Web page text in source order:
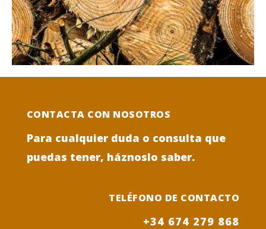
CONTACTA CON NOSOTROS
Para cualquier duda o consulta que
puedas tener, háznoslo saber.
TELÉFONO DE CONTACTO
+34 674 279 868